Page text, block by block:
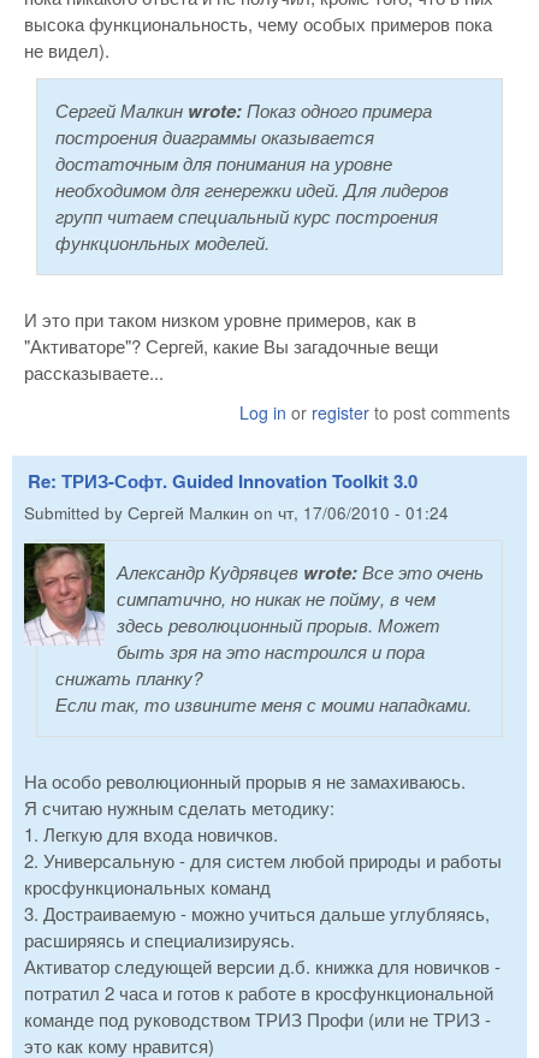
высока функциональность, чему особых примеров пока
не видел).
Сергей Малкин wrote:Показ одного примера
построения диаграммы оказывается
достаточным для понимания на уровне
необходимом для генережки идей. Для лидеров
групп читаем специальный курс построения
функционльных моделей.
И это при таком низком уровне примеров, как в
"Активаторе"? Сергей, какие Вы загадочные вещи
рассказываете...
Log in or register to post comments
Re: ТРИЗ-Софт. Guided Innovation Toolkit 3.0
Submitted by Сергей Малкин on чт, 17/06/2010 - 01:24
Александр Кудрявцев wrote:Все это очень
симпатично, но никак не пойму, в чем
здесь революционный прорыв. Может
быть зря на это настроился и пора
снижать планку?
Если так, то извините меня с моими нападками.
На особо революционный прорыв я не замахиваюсь.
Я считаю нужным сделать методику:
1. Легкую для входа новичков.
2. Универсальную - для систем любой природы и работы
кросфункциональных команд
3. Достраиваемую - можно учиться дальше углубляясь,
расширяясь и специализируясь.
Активатор следующей версии д.б. книжка для новичков -
потратил 2 часа и готов к работе в кросфункциональной
команде под руководством ТРИЗ Профи (или не ТРИЗ -
это как кому нравится)